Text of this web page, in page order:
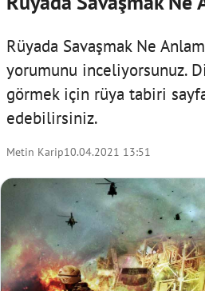
Rüyada Savaşmak Ne
yorumunu inceliyorsunuz.
görmek için rüya tabiri
edebilirsiniz.
Metin Karip10.04.2021 13:51